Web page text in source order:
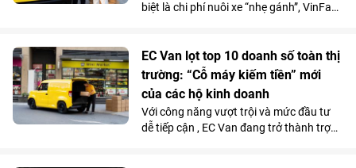
biệt là chi phí nuôi xe “nhẹ gánh”, VinFast
EC Van lọt top 10 doanh số toàn thị
trường: “Cỗ máy kiếm tiền” mới
của các hộ kinh doanh
Với công năng vượt trội và mức đầu tư
dễ tiếp cận , EC Van đang trở thành trợ